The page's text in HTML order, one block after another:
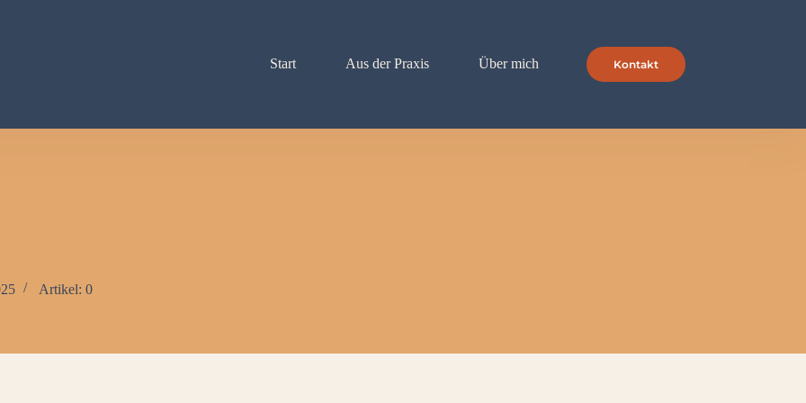
Start
Aus der Praxis Über mich Kontakt
Artikel: 0